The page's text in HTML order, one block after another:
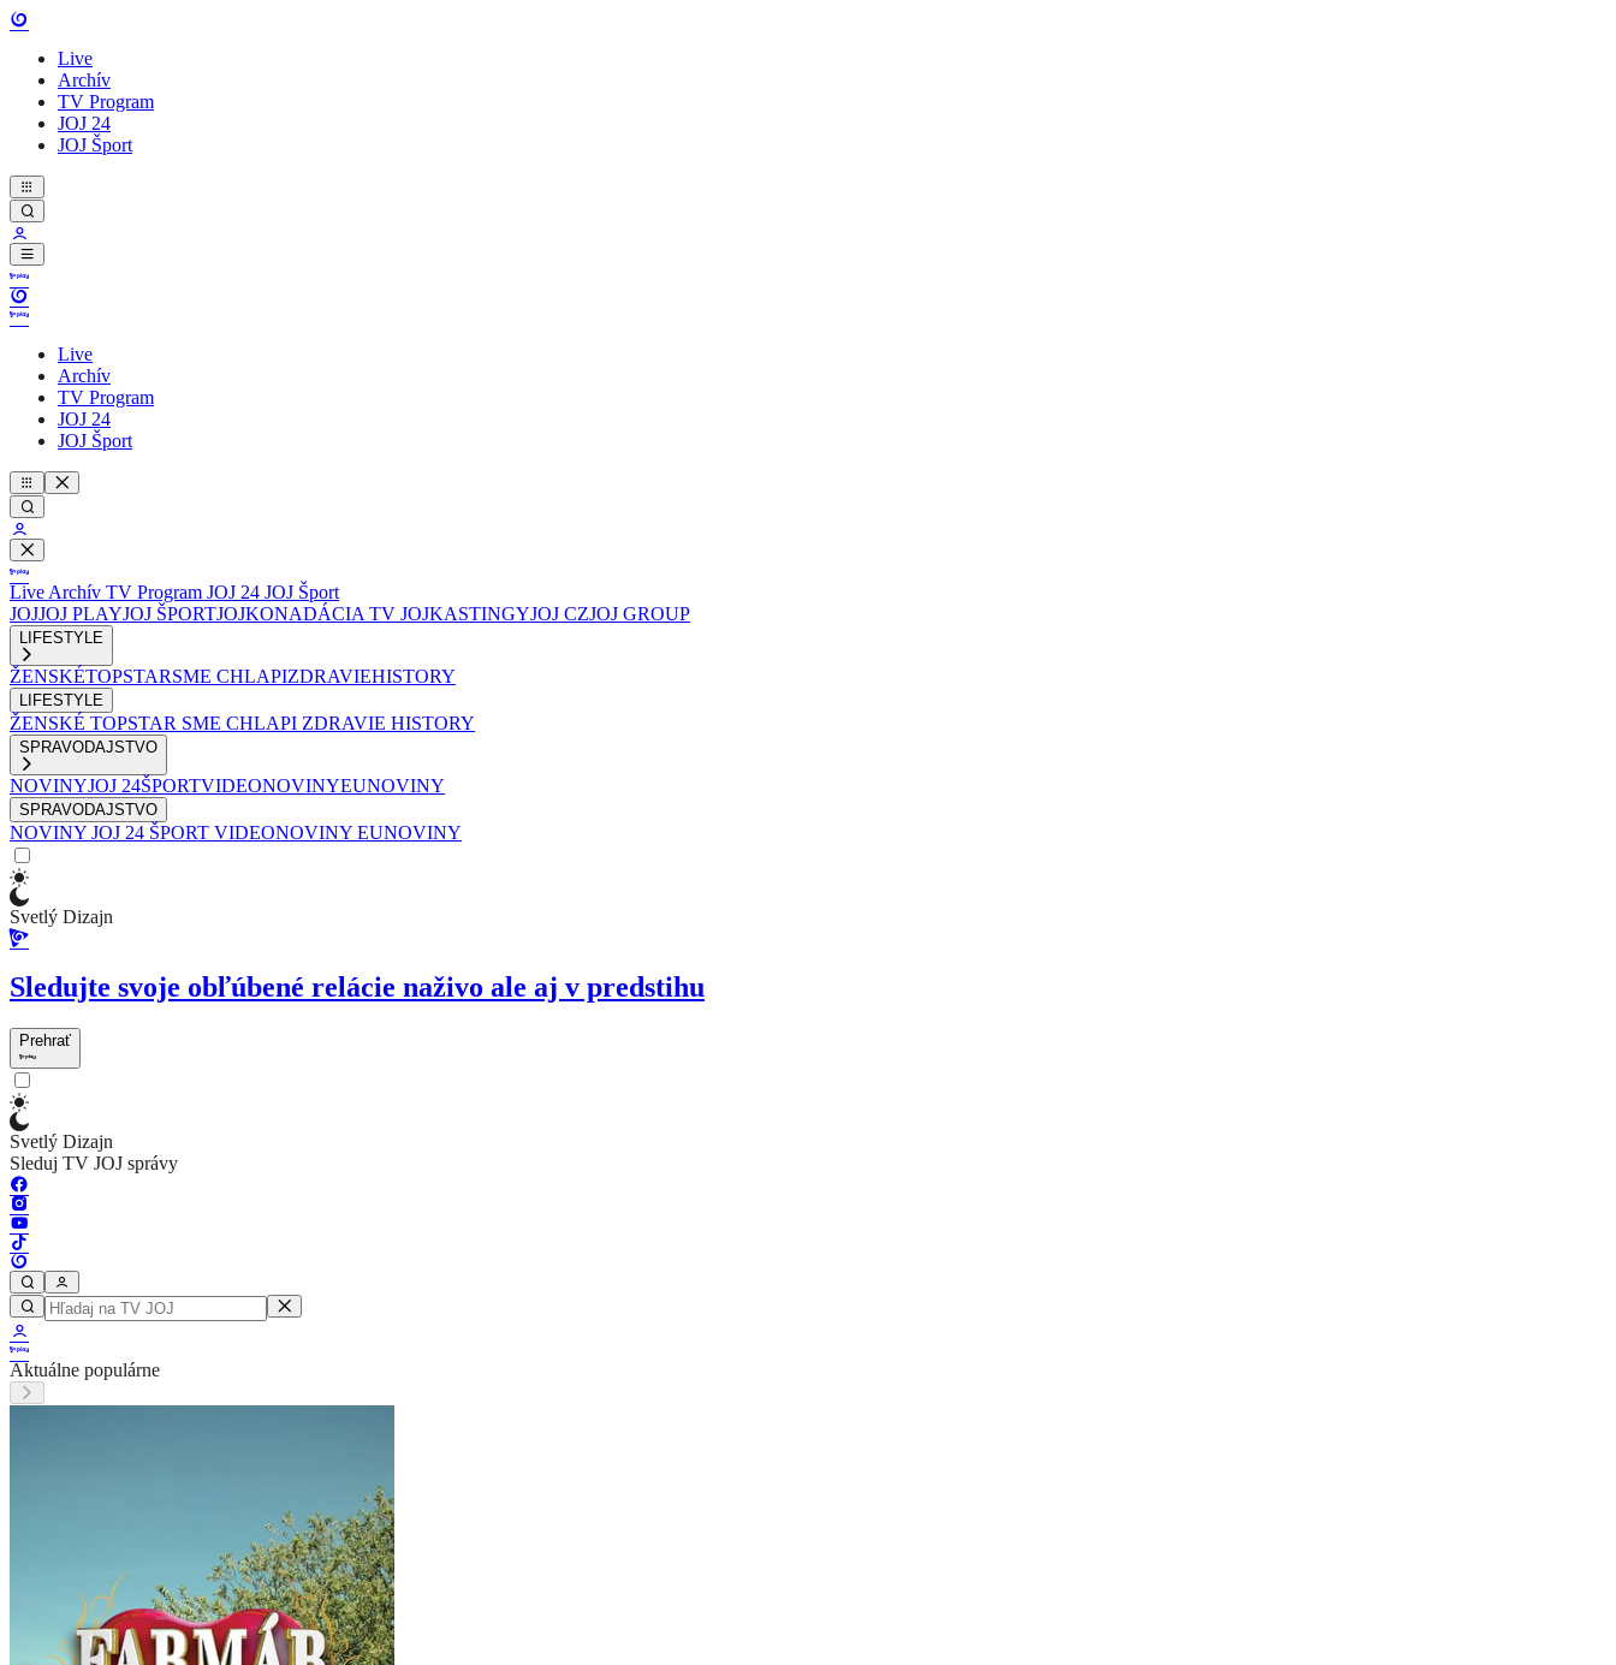
Live
Archív
TV Program
JOJ 24
JOJ Šport
Live
Archív
TV Program
JOJ 24
JOJ Šport
Live Archív TV Program JOJ 24 JOJ Šport
JOJJOJ PLAYJOJ ŠPORTJOJKONADÁCIA TV JOJKASTINGYJOJ CZJOJ GROUP
LIFESTYLE
ŽENSKÉTOPSTARSME CHLAPIZDRAVIEHISTORY
LIFESTYLE
ŽENSKÉ TOPSTAR SME CHLAPI ZDRAVIE HISTORY
SPRAVODAJSTVO
NOVINYJOJ 24ŠPORTVIDEONOVINYEUNOVINY
SPRAVODAJSTVO
NOVINY JOJ 24 ŠPORT VIDEONOVINY EUNOVINY
Svetlý Dizajn
Sledujte svoje obľúbené relácie naživo ale aj v predstihu
Prehrať
Svetlý Dizajn
Sleduj TV JOJ správy
Aktuálne populárne